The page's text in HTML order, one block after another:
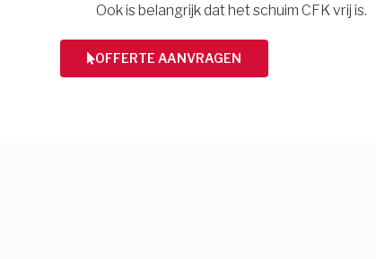
Ook is belangrijk dat het schuim CFK vrij is.
OFFERTE AANVRAGEN